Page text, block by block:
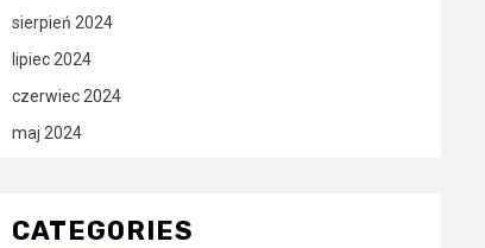
sierpień 2024
lipiec 2024
czerwiec 2024
maj 2024
CATEGORIES